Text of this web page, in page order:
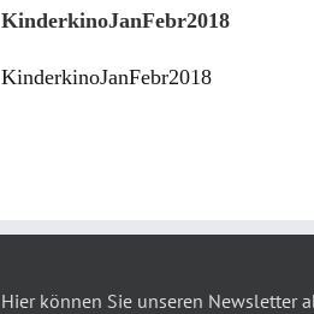
KinderkinoJanFebr2018
KinderkinoJanFebr2018
Hier können Sie unseren Newsletter